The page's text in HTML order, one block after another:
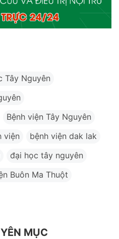
Tây Nguyên
Bệnh viện Tây Nguyên
viện
bệnh viện dak lak
đại học tây nguyên
Buôn Ma Thuột
MỤC